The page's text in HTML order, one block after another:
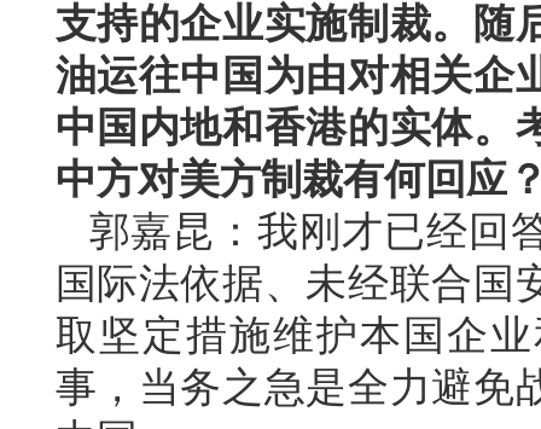
支持的企业实施制裁。随
油运往中国为由对相关企
中国内地和香港的实体。
中方对美方制裁有何回应
郭嘉昆：我刚才已经回
国际法依据、未经联合国
取坚定措施维护本国企
事，当务之急是全力避免